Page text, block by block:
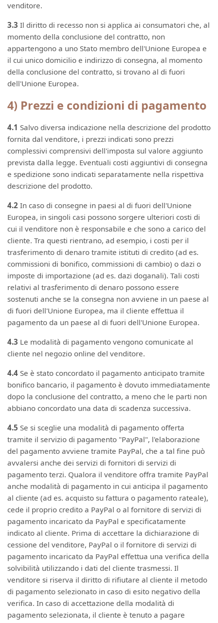
venditore.
3.3 Il diritto di recesso non si applica ai consumatori che, al
momento della conclusione del contratto, non
appartengono a uno Stato membro dell'Unione Europea e
il cui unico domicilio e indirizzo di consegna, al momento
della conclusione del contratto, si trovano al di fuori
dell'Unione Europea.
4) Prezzi e condizioni di pagamento
4.1 Salvo diversa indicazione nella descrizione del prodotto
fornita dal venditore, i prezzi indicati sono prezzi
complessivi comprensivi dell'imposta sul valore aggiunto
prevista dalla legge. Eventuali costi aggiuntivi di consegna
e spedizione sono indicati separatamente nella rispettiva
descrizione del prodotto.
4.2 In caso di consegne in paesi al di fuori dell'Unione
Europea, in singoli casi possono sorgere ulteriori costi di
cui il venditore non è responsabile e che sono a carico del
cliente. Tra questi rientrano, ad esempio, i costi per il
trasferimento di denaro tramite istituti di credito (ad es.
commissioni di bonifico, commissioni di cambio) o dazi o
imposte di importazione (ad es. dazi doganali). Tali costi
relativi al trasferimento di denaro possono essere
sostenuti anche se la consegna non avviene in un paese al
di fuori dell'Unione Europea, ma il cliente effettua il
pagamento da un paese al di fuori dell'Unione Europea.
4.3 Le modalità di pagamento vengono comunicate al
cliente nel negozio online del venditore.
4.4 Se è stato concordato il pagamento anticipato tramite
bonifico bancario, il pagamento è dovuto immediatamente
dopo la conclusione del contratto, a meno che le parti non
abbiano concordato una data di scadenza successiva.
4.5 Se si sceglie una modalità di pagamento offerta
tramite il servizio di pagamento "PayPal", l'elaborazione
del pagamento avviene tramite PayPal, che a tal fine può
avvalersi anche dei servizi di fornitori di servizi di
pagamento terzi. Qualora il venditore offra tramite PayPal
anche modalità di pagamento in cui anticipa il pagamento
al cliente (ad es. acquisto su fattura o pagamento rateale),
cede il proprio credito a PayPal o al fornitore di servizi di
pagamento incaricato da PayPal e specificatamente
indicato al cliente. Prima di accettare la dichiarazione di
cessione del venditore, PayPal o il fornitore di servizi di
pagamento incaricato da PayPal effettua una verifica della
solvibilità utilizzando i dati del cliente trasmessi. Il
venditore si riserva il diritto di rifiutare al cliente il metodo
di pagamento selezionato in caso di esito negativo della
verifica. In caso di accettazione della modalità di
pagamento selezionata, il cliente è tenuto a pagare